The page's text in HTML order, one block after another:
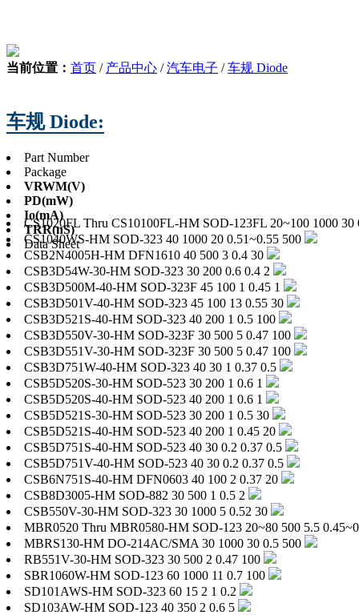
当前位置： 首页 / 产品中心 /汽车电子 /车规 Diode
车规 Diode:
CS1020FL Thru CS10100FL-HM SOD-123FL 20~100 1000 30
CS1040WS-HM SOD-323 40 1000 20 0.51~0.55 500
CSB2N4005H-HM DFN1610 40 500 3 0.4 30
CSB3D54W-30-HM SOD-323 30 200 0.6 0.4 2
CSB3D500M-40-HM SOD-323F 45 100 1 0.45 1
CSB3D501V-40-HM SOD-323 45 100 13 0.55 30
CSB3D521S-40-HM SOD-323 40 200 1 0.5 100
CSB3D550V-30-HM SOD-323F 30 500 5 0.47 100
CSB3D551V-30-HM SOD-323F 30 500 5 0.47 100
CSB3D751W-40-HM SOD-323 40 30 1 0.37 0.5
CSB5D520S-30-HM SOD-523 30 200 1 0.6 1
CSB5D520S-40-HM SOD-523 40 200 1 0.6 1
CSB5D521S-30-HM SOD-523 30 200 1 0.5 30
CSB5D521S-40-HM SOD-523 40 200 1 0.45 20
CSB5D751S-40-HM SOD-523 40 30 0.2 0.37 0.5
CSB5D751V-40-HM SOD-523 40 30 0.2 0.37 0.5
CSB6N751S-40-HM DFN0603 40 100 2 0.37 20
CSB8D3005-HM SOD-882 30 500 1 0.5 2
CSB550V-30-HM SOD-323 30 1000 5 0.52 30
MBR0520 Thru MBR0580-HM SOD-123 20~80 500 5.5
MBRS130-HM DO-214AC/SMA 30 1000 30 0.5 500
RB551V-30-HM SOD-323 30 500 2 0.47 100
SBR1060W-HM SOD-123 60 1000 11 0.7 100
SD101AWS-HM SOD-323 60 15 2 1 0.2
SD103AW-HM SOD-123 40 350 2 0.6 5
Part Number
Package
VRWM(V)
PD(mW)
Io(mA)
TRR(nS)
Data Sheet